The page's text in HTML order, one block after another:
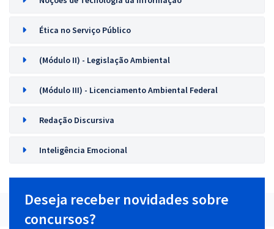
Ética no Serviço Público
(Módulo II) - Legislação Ambiental
(Módulo III) - Licenciamento Ambiental Federal
Redação Discursiva
Inteligência Emocional
Deseja receber novidades sobre
concursos?